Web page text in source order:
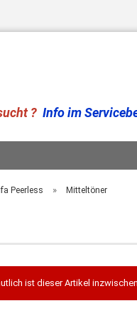
? Info im
Peerless » Mitteltöner
ist dieser Artikel